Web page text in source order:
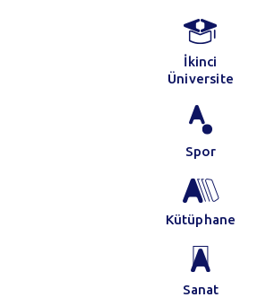
İkinci
Üniversite
Spor
Kütüphane
Sanat